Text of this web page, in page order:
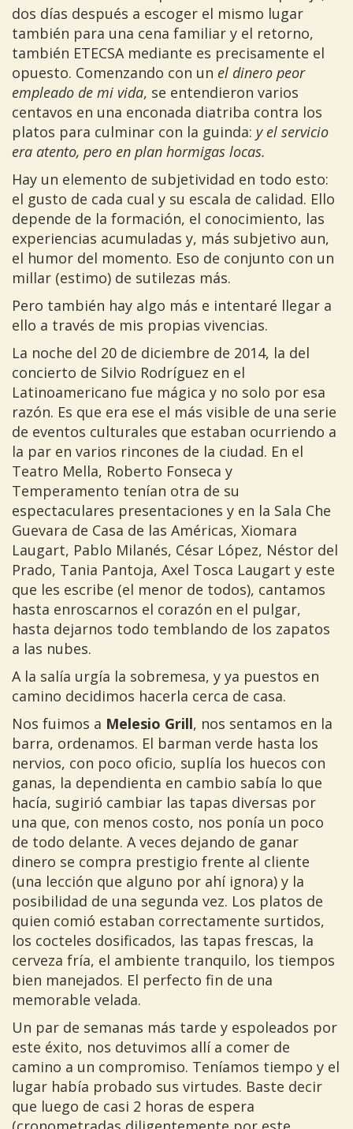
dos días después a escoger el mismo lugar
también para una cena familiar y el retorno,
también ETECSA mediante es precisamente el
opuesto. Comenzando con un el dinero peor
empleado de mi vida, se entendieron varios
centavos en una enconada diatriba contra los
platos para culminar con la guinda: y el servicio
era atento, pero en plan hormigas locas.
Hay un elemento de subjetividad en todo esto:
el gusto de cada cual y su escala de calidad. Ello
depende de la formación, el conocimiento, las
experiencias acumuladas y, más subjetivo aun,
el humor del momento. Eso de conjunto con un
millar (estimo) de sutilezas más.
Pero también hay algo más e intentaré llegar a
ello a través de mis propias vivencias.
La noche del 20 de diciembre de 2014, la del
concierto de Silvio Rodríguez en el
Latinoamericano fue mágica y no solo por esa
razón. Es que era ese el más visible de una serie
de eventos culturales que estaban ocurriendo a
la par en varios rincones de la ciudad. En el
Teatro Mella, Roberto Fonseca y
Temperamento tenían otra de su
espectaculares presentaciones y en la Sala Che
Guevara de Casa de las Américas, Xiomara
Laugart, Pablo Milanés, César López, Néstor del
Prado, Tania Pantoja, Axel Tosca Laugart y este
que les escribe (el menor de todos), cantamos
hasta enroscarnos el corazón en el pulgar,
hasta dejarnos todo temblando de los zapatos
a las nubes.
A la salía urgía la sobremesa, y ya puestos en
camino decidimos hacerla cerca de casa.
Nos fuimos a Melesio Grill, nos sentamos en la
barra, ordenamos. El barman verde hasta los
nervios, con poco oficio, suplía los huecos con
ganas, la dependienta en cambio sabía lo que
hacía, sugirió cambiar las tapas diversas por
una que, con menos costo, nos ponía un poco
de todo delante. A veces dejando de ganar
dinero se compra prestigio frente al cliente
(una lección que alguno por ahí ignora) y la
posibilidad de una segunda vez. Los platos de
quien comió estaban correctamente surtidos,
los cocteles dosificados, las tapas frescas, la
cerveza fría, el ambiente tranquilo, los tiempos
bien manejados. El perfecto fin de una
memorable velada.
Un par de semanas más tarde y espoleados por
este éxito, nos detuvimos allí a comer de
camino a un compromiso. Teníamos tiempo y el
lugar había probado sus virtudes. Baste decir
que luego de casi 2 horas de espera